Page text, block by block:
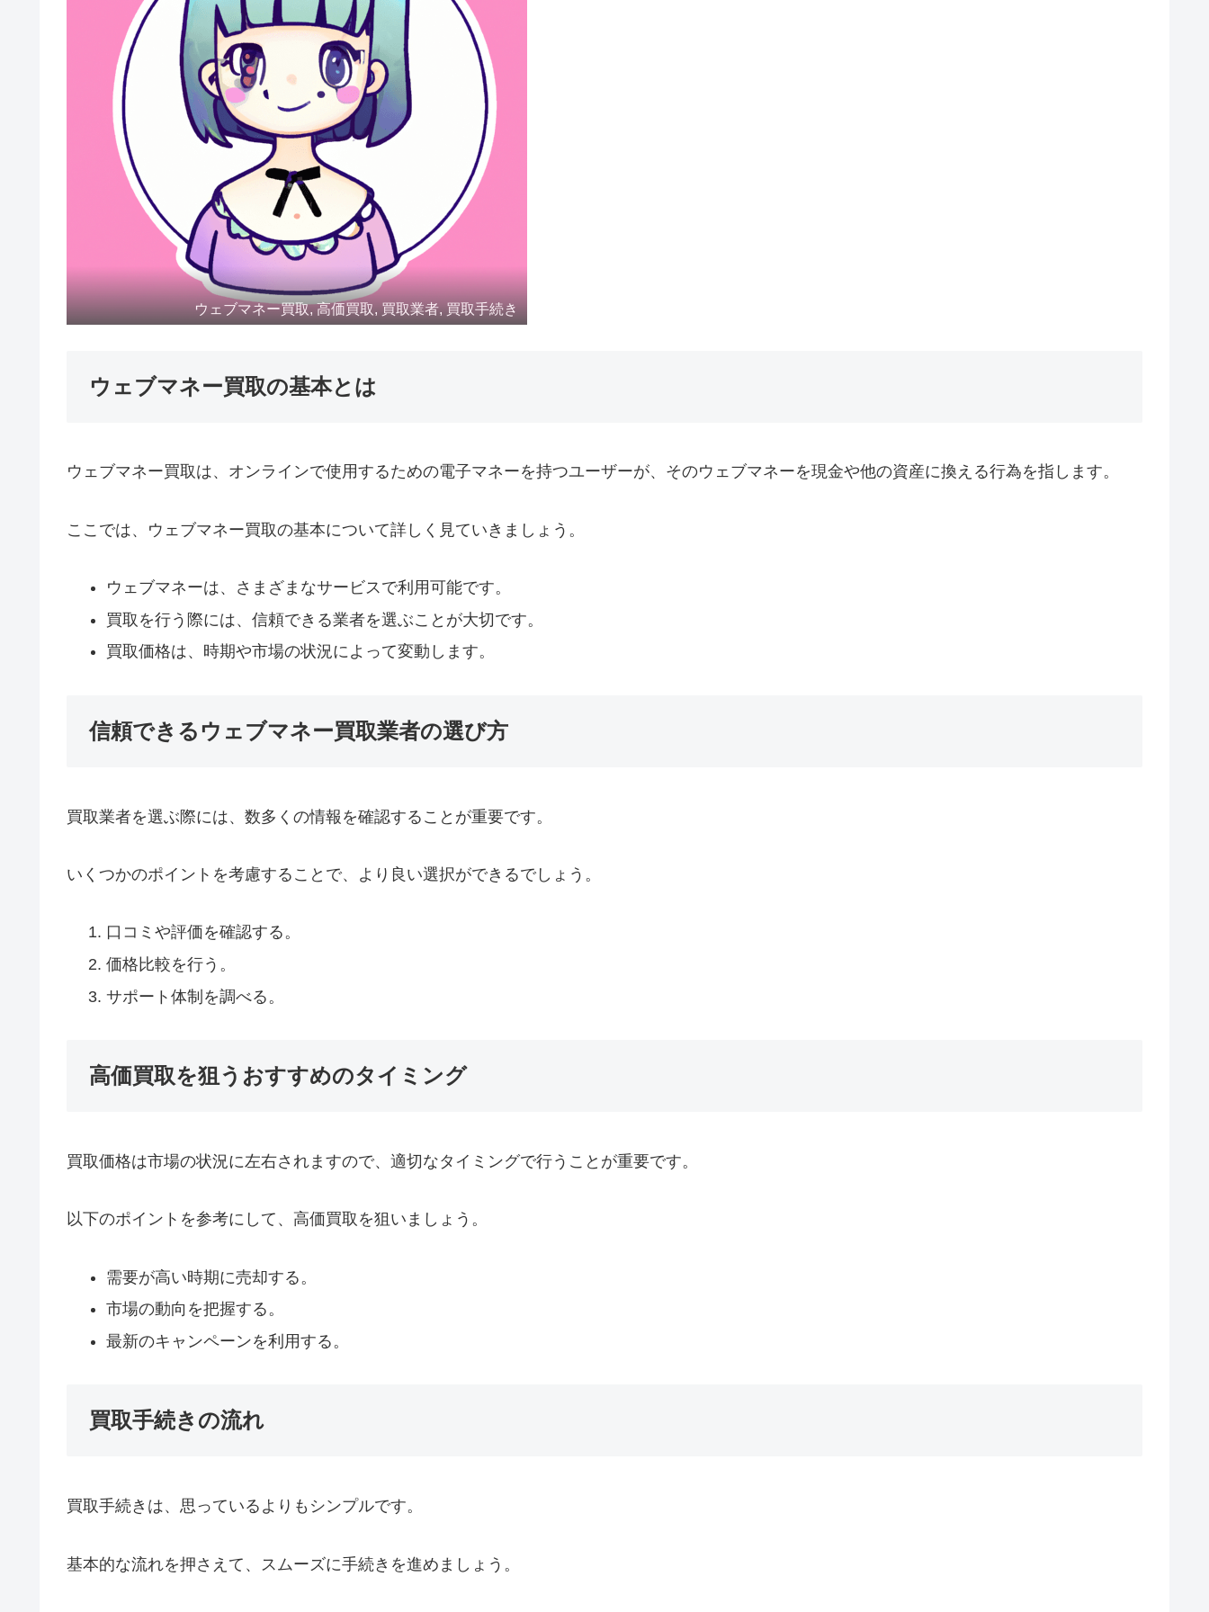
ウェブマネー買取, 高価買取, 買取業者, 買取手続き
ウェブマネー買取の基本とは
ウェブマネー買取は、オンラインで使用するための電子マネーを持つユーザーが、そのウェブマネーを現金や他の資産に換える行為を指します。
ここでは、ウェブマネー買取の基本について詳しく見ていきましょう。
ウェブマネーは、さまざまなサービスで利用可能です。
買取を行う際には、信頼できる業者を選ぶことが大切です。
買取価格は、時期や市場の状況によって変動します。
信頼できるウェブマネー買取業者の選び方
買取業者を選ぶ際には、数多くの情報を確認することが重要です。
いくつかのポイントを考慮することで、より良い選択ができるでしょう。
口コミや評価を確認する。
価格比較を行う。
サポート体制を調べる。
高価買取を狙うおすすめのタイミング
買取価格は市場の状況に左右されますので、適切なタイミングで行うことが重要です。
以下のポイントを参考にして、高価買取を狙いましょう。
需要が高い時期に売却する。
市場の動向を把握する。
最新のキャンペーンを利用する。
買取手続きの流れ
買取手続きは、思っているよりもシンプルです。
基本的な流れを押さえて、スムーズに手続きを進めましょう。